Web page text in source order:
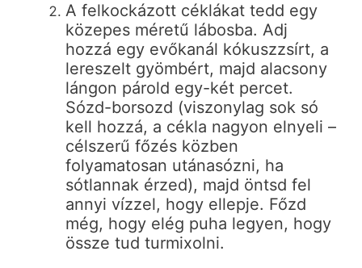
A felkockázott céklákat tedd egy
közepes méretű lábosba. Adj
hozzá egy evőkanál kókuszzsírt, a
lereszelt gyömbért, majd alacsony
lángon párold egy-két percet.
Sózd-borsozd (viszonylag sok só
kell hozzá, a cékla nagyon elnyeli –
célszerű főzés közben
folyamatosan utánasózni, ha
sótlannak érzed), majd öntsd fel
annyi vízzel, hogy ellepje. Főzd
még, hogy elég puha legyen, hogy
össze tud turmixolni.